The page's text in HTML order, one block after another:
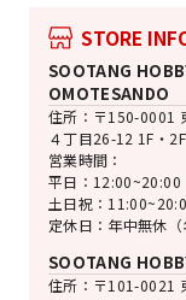
STORE
SOOTANG
OMOTESANDO
住所：〒150-0001
４丁目26-12 1F・2F
営業時間：
平日：12:00~20:00
土日祝：
定休日：年中無休（
SOOTANG
住所：〒101-0021